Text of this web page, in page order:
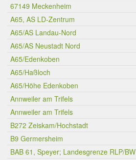
67149 Meckenheim
A65, AS LD-Zentrum
A65/AS Landau-Nord
A65/AS Neustadt Nord
A65/Edenkoben
A65/Haßloch
A65/Höhe Edenkoben
Annweiler am Trifels
Annweiler am Trifels
B272 Zeiskam/Hochstadt
B9 Germersheim
BAB 61, Speyer; Landesgrenze RLP/BW